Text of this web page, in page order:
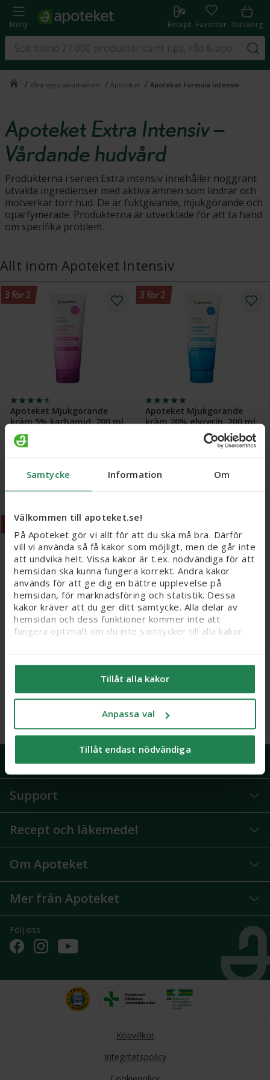
Samtycke Information Om
Välkommen till apoteket.se!
På Apoteket gör vi allt för att du ska må bra. Därför
vill vi använda så få kakor som möjligt, men de går inte
att undvika helt. Vissa kakor är t.ex. nödvändiga för att
hemsidan ska kunna fungera korrekt. Andra kakor
används för att ge dig en bättre upplevelse på
hemsidan, för marknadsföring och statistik. Dessa
kakor kräver att du ger ditt samtycke. Alla delar av
hemsidan och dess funktioner kommer inte att
fungera optimalt om du inte samtycker till alla kakor.
komma att behandlas genom kakor, eftersom vi bl. a.
säljer integritetskänsliga produkter som receptfria
läkemedel och produkter relaterade till hälsostatus
och sex. När du samtycker till kakor samtycker du
också till att känsliga personuppgifter kan behandlas
för samma ändamål.
Du kan ändra/dra tillbaka ditt samtycke och läsa mer
om vilka kakor vi använder under ’Anpassa val’. Läs
mer om kakorhär.
Tillåt alla kakor
Anpassa val
Tillåt endast nödvändiga
Meny Recept Favoriter Varukorg
/ Våra egna varumärken / Apoteket / Apoteket Formula Intensiv
Apoteket Extra Intensiv –
Vårdande hudvård
Produkterna i serien Extra Intensiv innehåller noggrant
utvalda ingredienser med aktiva ämnen som lindrar och
motverkar torr hud. De är fuktgivande, mjukgörande och
oparfymerade. Produkterna är utvecklade för att ta hand
om specifika problem.
Allt inom Apoteket Intensiv
Apoteket Mjukgörande
kräm 5% karbamid, 200 ml
Köp
3 för 2
Apoteket Mjukgörande
kräm 20% glycerin, 200 ml
Webbpris
3 för 2
Apoteket Mjukgörande
3 för 2
Apoteket Mjukgörande
3 för 2
Handla på Apoteket
Support
Recept och läkemedel
Om Apoteket
Mer från Apoteket
Följ oss
Köpvillkor
Integritetspolicy